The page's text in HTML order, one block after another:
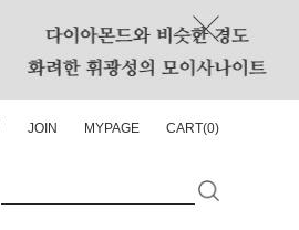
JOIN MYPAGE CART(0)